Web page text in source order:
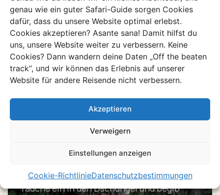
genau wie ein guter Safari-Guide sorgen Cookies
dafür, dass du unsere Website optimal erlebst.
Cookies akzeptieren? Asante sana! Damit hilfst du
uns, unsere Website weiter zu verbessern. Keine
Cookies? Dann wandern deine Daten „Off the beaten
track“, und wir können das Erlebnis auf unserer
Website für andere Reisende nicht verbessern.
Akzeptieren
Verweigern
Einstellungen anzeigen
Cookie-RichtlinieDatenschutzbestimmungen
Entdecke mehr in
Rwanda
Stöbere durch unsere einzigartigen Erlebnisse
Alle Erlebnisse ansehen
Berggorillas in den
Virunga-Bergen
Tauche ein in den Dschungel und begib